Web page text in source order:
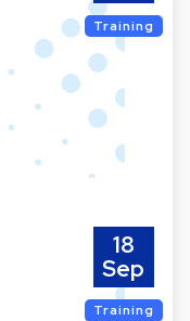
Training
18
Sep
Training